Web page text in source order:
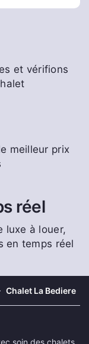
et vérifions
meilleur prix
réel
luxe à louer,
en temps réel
Chalet La Bediere
soin des chalets